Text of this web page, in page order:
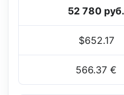
52 780 руб.
$652.17
566.37 €